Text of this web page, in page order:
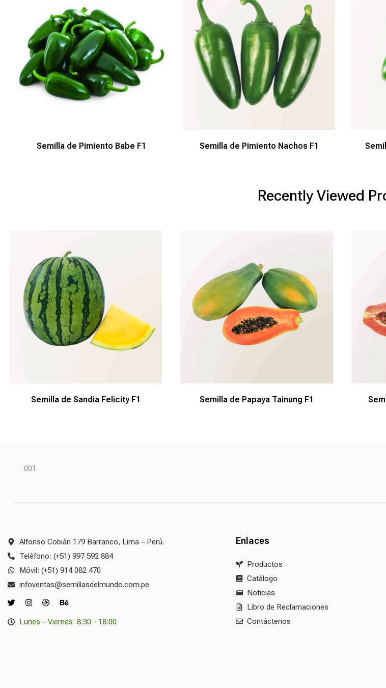
Semilla de Pimiento Babe F1 Semilla de Pimiento Nachos F1
Recently Viewed
Semilla de Sandia Felicity F1 Semilla de Papaya Tainung F1
Alfonso Cobián 179 Barranco, Lima – Perú.
Teléfono: (+51) 997 592 884
Móvil: (+51) 914 082 470
infoventas@semillasdelmundo.com.pe
Lunes – Viernes: 8:30 - 18:00
Enlaces
Productos
Catálogo
Noticias
Libro de Reclamaciones
Contáctenos